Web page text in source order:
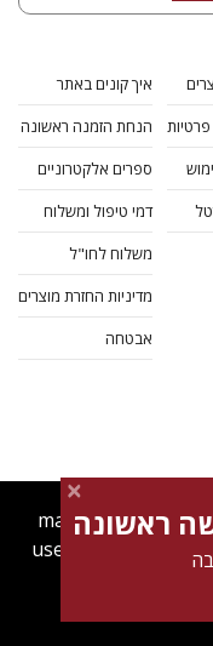
פרטיות
איך קונים באתר
הנחת הזמנה ראשונה
ספרים אלקטרוניים
דמי טיפול ומשלוח
משלוח לחו"ל
מדיניות החזרת מוצרים
אבטחה
magnespress.co.il
user experience.
Find out